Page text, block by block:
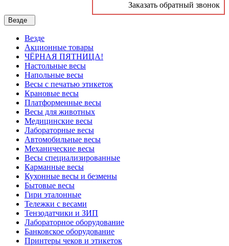
Заказать обратный звонок
Везде
Везде
Акционные товары
ЧЁРНАЯ ПЯТНИЦА!
Настольные весы
Напольные весы
Весы с печатью этикеток
Крановые весы
Платформенные весы
Весы для животных
Медицинские весы
Лабораторные весы
Автомобильные весы
Механические весы
Весы специализированные
Карманные весы
Кухонные весы и безмены
Бытовые весы
Гири эталонные
Тележки с весами
Тензодатчики и ЗИП
Лабораторное оборудование
Банковское оборудование
Принтеры чеков и этикеток